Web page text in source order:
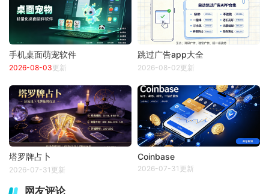
手机桌面萌宠软件
2026-08-03更新
跳过广告app大全
2026-08-02更新
塔罗牌占卜
2026-07-31更新
Coinbase
2026-07-31更新
网友评论